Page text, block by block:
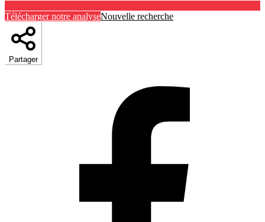
Télécharger notre analyseNouvelle recherche
Partager